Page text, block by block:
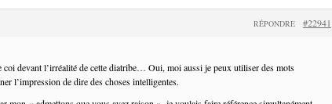
#22941
RÉPONDRE
coi devant l’irréalité de cette diatribe… Oui, moi aussi je peux utiliser des mots
l’impression de dire des choses intelligentes.